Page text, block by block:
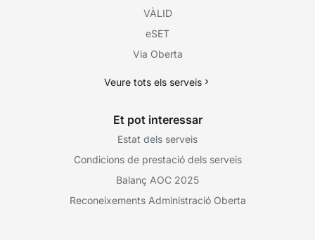
VÀLID
eSET
Via Oberta
Veure tots els serveis
Et pot interessar
Estat dels serveis
Condicions de prestació dels serveis
Balanç AOC 2025
Reconeixements Administració Oberta